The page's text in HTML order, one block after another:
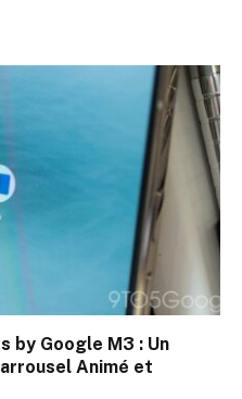
by Google M3 : Un
Animé et